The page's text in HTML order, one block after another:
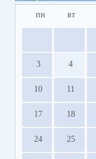
пн вт
3 4
10 11
17 18
24 25